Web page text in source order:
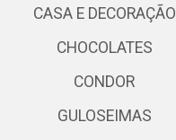
CASA E DECORAÇÃO
CHOCOLATES
CONDOR
GULOSEIMAS